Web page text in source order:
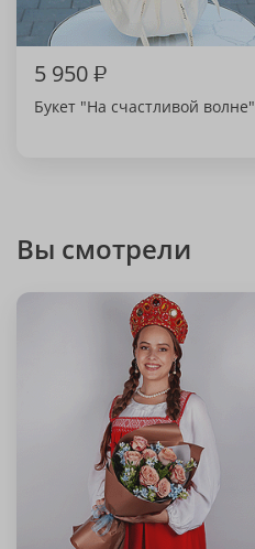
5 950₽
Букет "На счастливой волне"
Вы смотрели